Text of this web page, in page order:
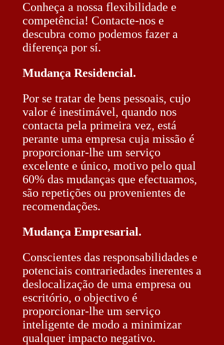
Conheça a nossa flexibilidade e
competência! Contacte-nos e
descubra como podemos fazer a
diferença por sí.
Mudança Residencial.
Por se tratar de bens pessoais, cujo
valor é inestimável, quando nos
contacta pela primeira vez, está
perante uma empresa cuja missão é
proporcionar-lhe um serviço
excelente e único, motivo pelo qual
60% das mudanças que efectuamos,
são repetições ou provenientes de
recomendações.
Mudança Empresarial.
Conscientes das responsabilidades e
potenciais contrariedades inerentes a
deslocalização de uma empresa ou
escritório, o objectivo é
proporcionar-lhe um serviço
inteligente de modo a minimizar
qualquer impacto negativo.